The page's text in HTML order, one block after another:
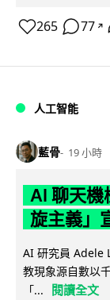
265 77 ↗
人工智能
藍骨 19 小時
AI 聊天
旋主義」
AI 研究員 Adele
教現象源自數以
「...
閱讀全文